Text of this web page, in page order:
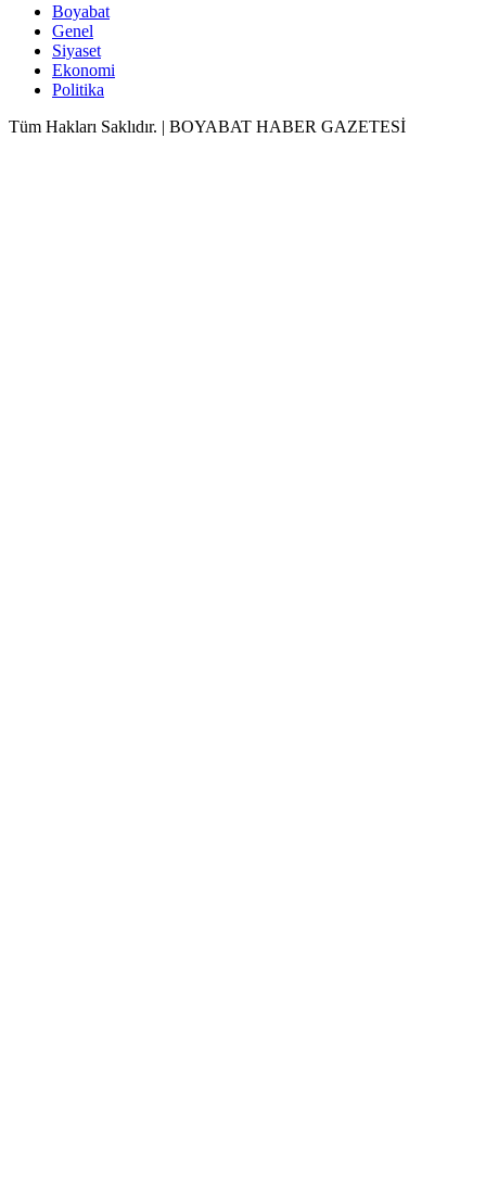
Boyabat
Genel
Siyaset
Ekonomi
Politika
Tüm Hakları Saklıdır. | BOYABAT HABER GAZETESİ